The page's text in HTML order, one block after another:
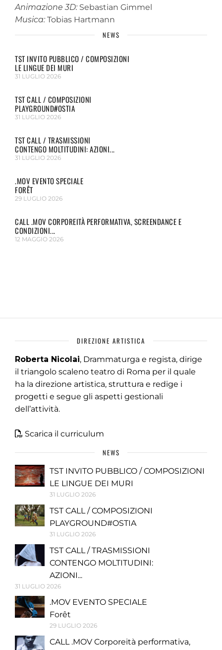
Animazione 3D: Sebastian Gimmel
Musica: Tobias Hartmann
NEWS
TST INVITO PUBBLICO / COMPOSIZIONI
LE LINGUE DEI MURI
31 LUGLIO 2026
TST CALL / COMPOSIZIONI
PLAYGROUND#OSTIA
31 LUGLIO 2026
TST CALL / TRASMISSIONI
CONTENGO MOLTITUDINI: AZIONI...
31 LUGLIO 2026
.MOV EVENTO SPECIALE
FORÊT
29 LUGLIO 2026
CALL .MOV CORPOREITÀ PERFORMATIVA, SCREENDANCE E
CONDIZIONI...
12 MAGGIO 2026
DIREZIONE ARTISTICA
Roberta Nicolai, Drammaturga e regista, dirige
il triangolo scaleno teatro di Roma per il quale
ha la direzione artistica, struttura e redige i
progetti e segue gli aspetti gestionali
dell’attività.
Scarica il curriculum
NEWS
TST INVITO PUBBLICO / COMPOSIZIONI
LE LINGUE DEI MURI
31 LUGLIO 2026
TST CALL / COMPOSIZIONI
PLAYGROUND#OSTIA
31 LUGLIO 2026
TST CALL / TRASMISSIONI
CONTENGO MOLTITUDINI:
AZIONI...
31 LUGLIO 2026
.MOV EVENTO SPECIALE
Forêt
29 LUGLIO 2026
CALL .MOV Corporeità performativa,